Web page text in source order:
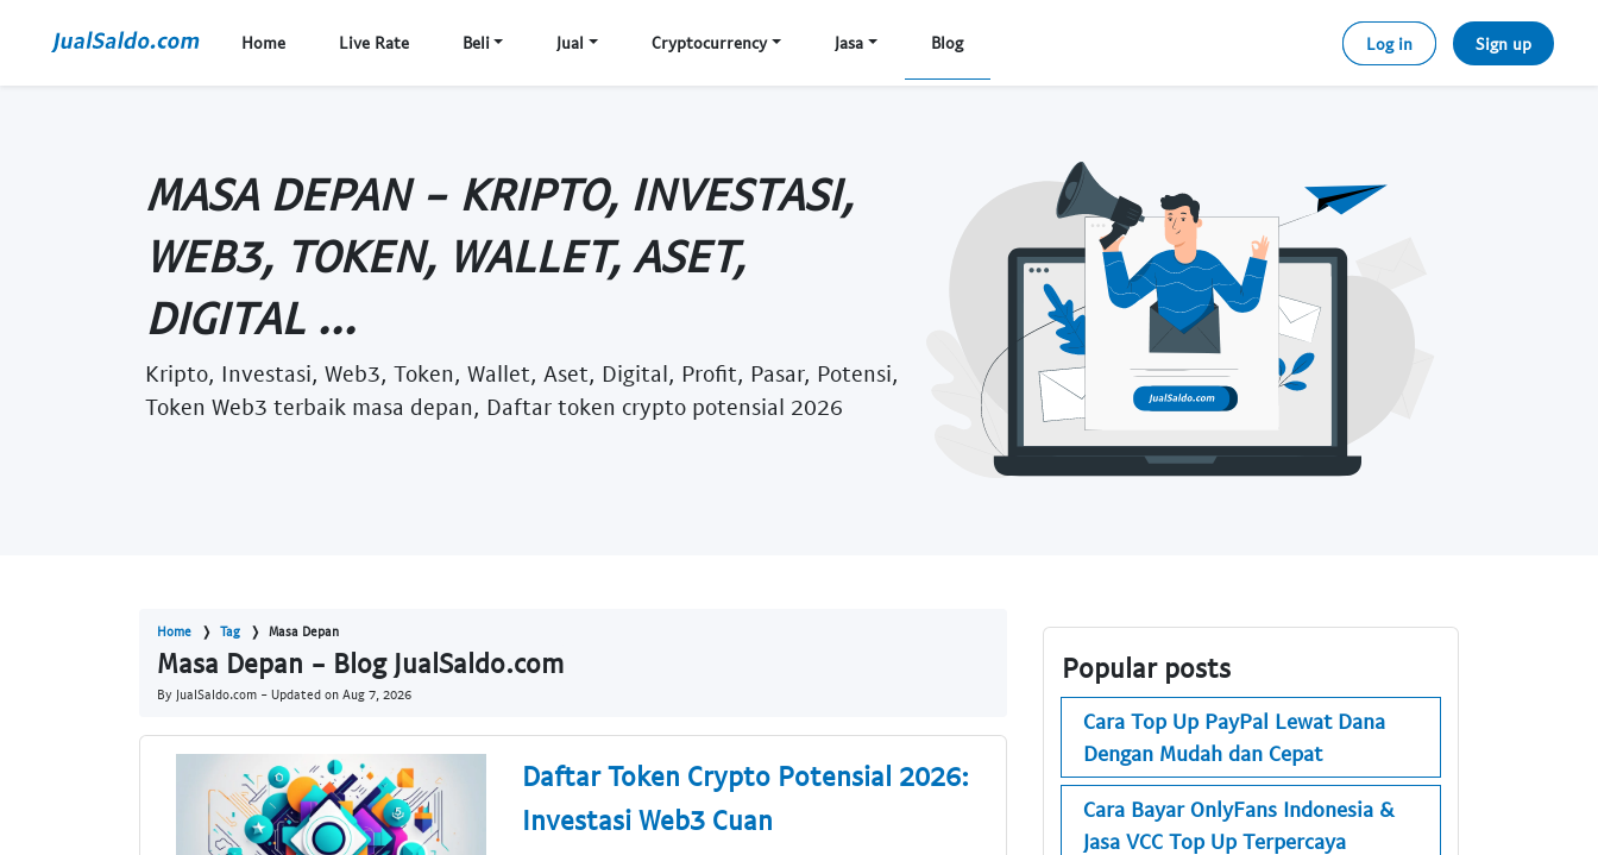
Home Live Rate Beli Jual Cryptocurrency Jasa Blog Log in Sign up
MASA DEPAN - KRIPTO, INVESTASI,
WEB3, TOKEN, WALLET, ASET,
DIGITAL ...
Kripto, Investasi, Web3, Token, Wallet, Aset, Digital, Profit, Pasar, Potensi,
Token Web3 terbaik masa depan, Daftar token crypto potensial 2026
Home Tag Masa Depan
Masa Depan - Blog JualSaldo.com
By JualSaldo.com - Updated on Aug 7, 2026
Daftar Token Crypto Potensial 2026:
Investasi Web3 Cuan
Popular posts
Cara Top Up PayPal Lewat Dana
Dengan Mudah dan Cepat
Cara Bayar OnlyFans Indonesia &
Jasa VCC Top Up Terpercaya